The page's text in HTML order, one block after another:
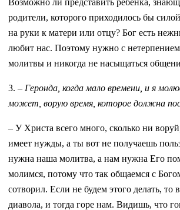
родители, которого приходилось бы силой
на руки к матери или отцу? Бог есть
любит нас. Поэтому нужно с нетерпением
молитвы и никогда не насыщаться
3. – Геронда, когда мало времени, и я
может, ворую время, которое должна
– У Христа всего много, сколько ни
имеет нужды, а ты вот не получаешь
нужна наша молитва, а нам нужна Его
молимся, потому что так общаемся с
сотворил. Если не будем этого делать, то
диавола, и тогда горе нам. Видишь, что